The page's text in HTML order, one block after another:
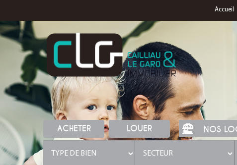
Accueil
ACHETER LOUER NOS